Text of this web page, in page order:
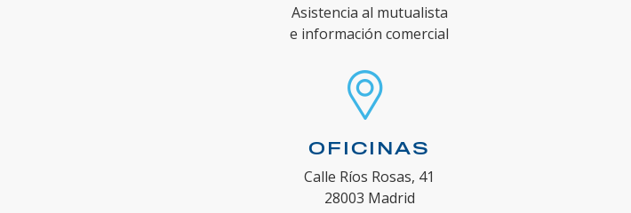
Asistencia al mutualista
e información comercial
OFICINAS
Calle Ríos Rosas, 41
28003 Madrid